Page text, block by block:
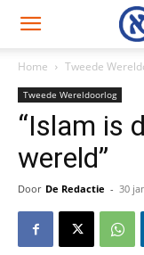
Home Tweede
Tweede Wereldoorlog
“Islam is
wereld”
Door De Redactie - 30